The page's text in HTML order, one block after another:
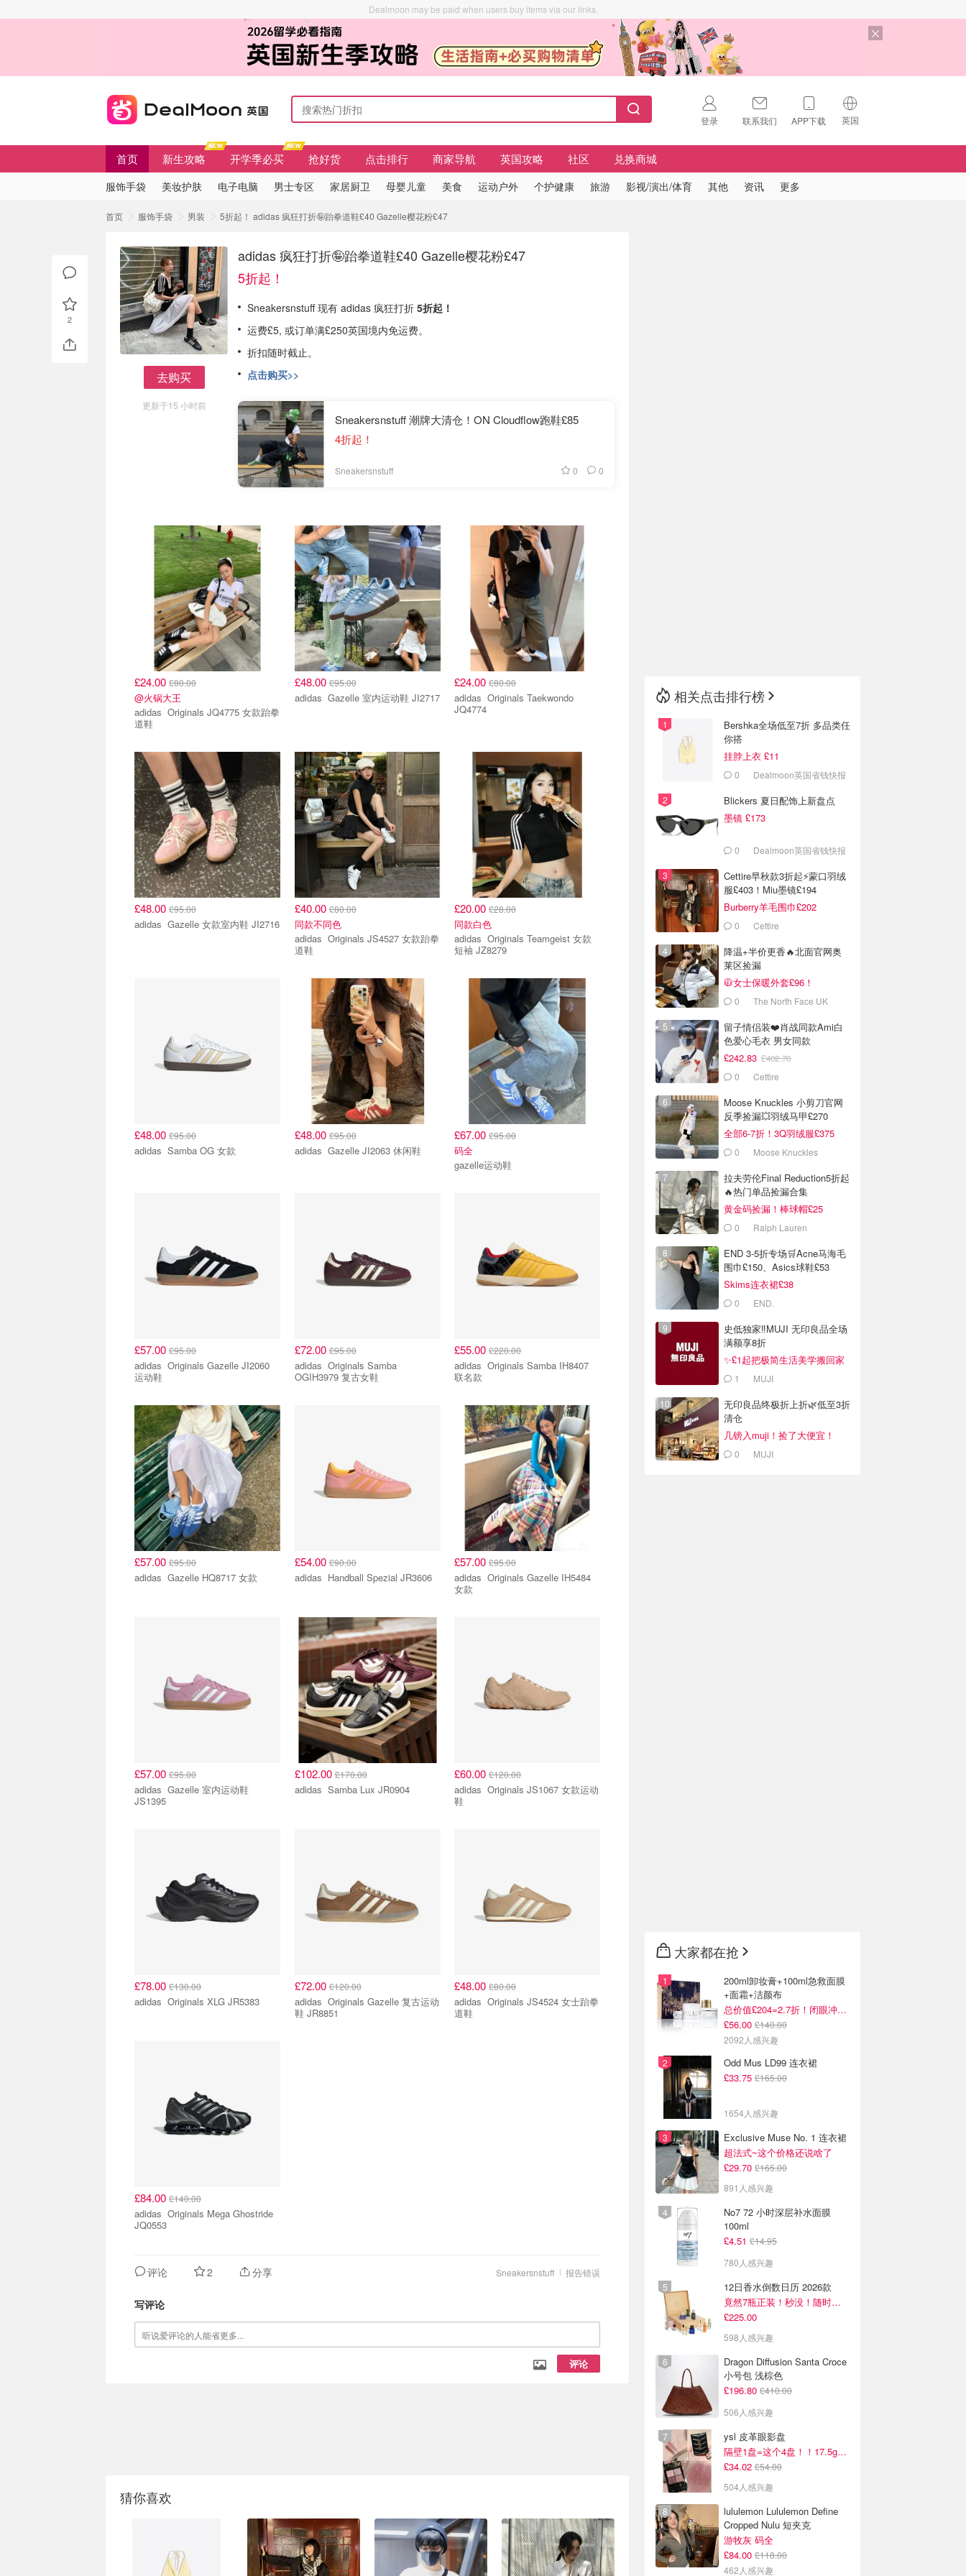
Dealmoon may be paid when users buy items via our links.
登录 联系我们 APP下载 英国
🇺🇸
🇨🇳
中国
首页 新生攻略 开学季必买 抢好货 点击排行 商家导航 英国攻略 社区 兑换商城
服饰手袋 美妆护肤 电子电脑 男士专区 家居厨卫 母婴儿童 美食 运动户外 个护健康 旅游 影视/演出/体育 其他 资讯 更多
首页 服饰手袋 男装 5折起！ adidas 疯狂打折🤪跆拳道鞋£40 Gazelle樱花粉£47
去购买
更新于15 小时前
adidas 疯狂打折🤪跆拳道鞋£40 Gazelle樱花粉£47
5折起！
Sneakersnstuff 现有 adidas 疯狂打折 5折起！
运费£5, 或订单满£250英国境内免运费。
折扣随时截止。
点击购买>>
Sneakersnstuff 潮牌大清仓！ON Cloudflow跑鞋£85
4折起！
Sneakersnstuff 0 0
£24.00 £80.00
@火锅大王
adidas Originals JQ4775 女款跆拳
道鞋
£48.00£95.00
adidas Gazelle 室内运动鞋 JI2717
£24.00 £80.00
adidas Originals Taekwondo
JQ4774
£48.00 £95.00
adidas Gazelle 女款室内鞋 JI2716
£40.00£80.00
同款不同色
adidas Originals JS4527 女款跆拳
道鞋
£20.00 £28.00
同款白色
adidas Originals Teamgeist 女款
短袖 JZ8279
£48.00 £95.00
adidas Samba OG 女款
£48.00£95.00
adidas Gazelle JI2063 休闲鞋
£67.00 £95.00
码全
gazelle运动鞋
£57.00 £95.00
adidas Originals Gazelle JI2060
运动鞋
£72.00£95.00
adidas Originals Samba
OGIH3979 复古女鞋
£55.00 £220.00
adidas Originals Samba IH8407
联名款
£57.00 £95.00
adidas Gazelle HQ8717 女款
£54.00£90.00
adidas Handball Spezial JR3606
£57.00 £95.00
adidas Originals Gazelle IH5484
女款
£57.00 £95.00
adidas Gazelle 室内运动鞋
JS1395
£102.00£170.00
adidas Samba Lux JR0904
£60.00 £120.00
adidas Originals JS1067 女款运动
鞋
£78.00 £130.00
adidas Originals XLG JR5383
£72.00£120.00
adidas Originals Gazelle 复古运动
鞋 JR8851
£48.00 £80.00
adidas Originals JS4524 女士跆拳
道鞋
£84.00 £140.00
adidas Originals Mega Ghostride
JQ0553
报告错误
Sneakersnstuff
评论 2 分享
写评论
评论
猜你喜欢
2
相关点击排行榜
Bershka全场低至7折 多品类任
你搭
挂脖上衣 £11
0 Dealmoon英国省钱快报
Blickers 夏日配饰上新盘点
墨镜 £173
0 Dealmoon英国省钱快报
Cettire早秋款3折起⚡️蒙口羽绒
服£403！Miu墨镜£194
Burberry羊毛围巾£202
0 Cettire
降温+半价更香🔥北面官网奥
莱区捡漏
🧥女士保暖外套£96！
0 The North Face UK
留子情侣装❤️肖战同款Ami白
色爱心毛衣 男女同款
£242.83 £402.70
0 Cettire
Moose Knuckles 小剪刀官网
反季捡漏💥羽绒马甲£270
全部6-7折！3Q羽绒服£375
0 Moose Knuckles
拉夫劳伦Final Reduction5折起
🔥热门单品捡漏合集
黄金码捡漏！棒球帽£25
0 Ralph Lauren
END 3-5折专场🛒Acne马海毛
围巾£150、Asics球鞋£53
Skims连衣裙£38
0 END.
史低独家‼️MUJI 无印良品全场
满额享8折
✨£1起把极简生活美学搬回家
1 MUJI
无印良品终极折上折🌿低至3折
清仓
几镑入muji！捡了大便宜！
0 MUJI
大家都在抢
200ml卸妆膏+100ml急救面膜
+面霜+洁颜布
总价值£204=2.7折！闭眼冲这套！
£56.00 £140.00
2092人感兴趣
Odd Mus LD99 连衣裙
£33.75 £165.00
1654人感兴趣
Exclusive Muse No. 1 连衣裙
超法式~这个价格还说啥了
£29.70 £165.00
891人感兴趣
No7 72 小时深层补水面膜
100ml
£4.51 £14.95
780人感兴趣
12日香水倒数日历 2026款
竟然7瓶正装！秒没！随时补货蹲！！！
£225.00
598人感兴趣
Dragon Diffusion Santa Croce
小号包 浅棕色
£196.80 £410.00
506人感兴趣
ysl 皮革眼影盘
隔壁1盘=这个4盘！！17.5g超级大克重
£34.02 £54.00
504人感兴趣
lululemon Lululemon Define
Cropped Nulu 短夹克
游牧灰 码全
£84.00 £118.00
462人感兴趣